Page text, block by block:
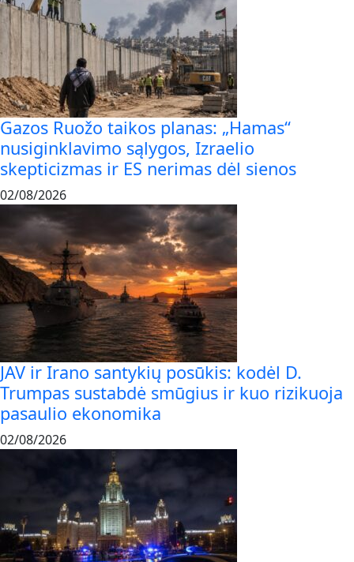
Gazos Ruožo taikos planas: „Hamas“
nusiginklavimo sąlygos, Izraelio
skepticizmas ir ES nerimas dėl sienos
02/08/2026
JAV ir Irano santykių posūkis: kodėl D.
Trumpas sustabdė smūgius ir kuo rizikuoja
pasaulio ekonomika
02/08/2026